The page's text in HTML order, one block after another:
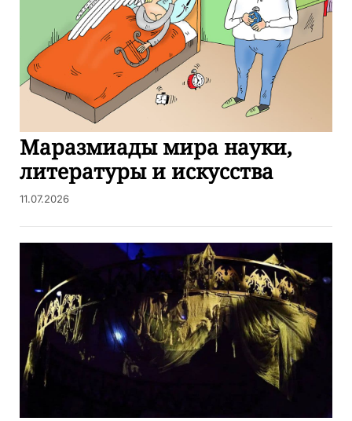
Маразмиады мира науки,
литературы и искусства
11.07.2026